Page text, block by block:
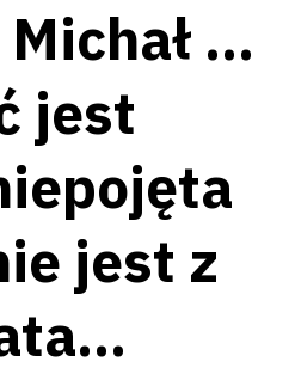
…
jest
jest z